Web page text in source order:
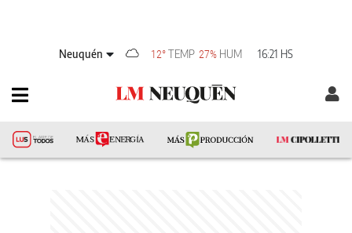
Neuquén 12° TEMP 27% HUM 16:21 HS